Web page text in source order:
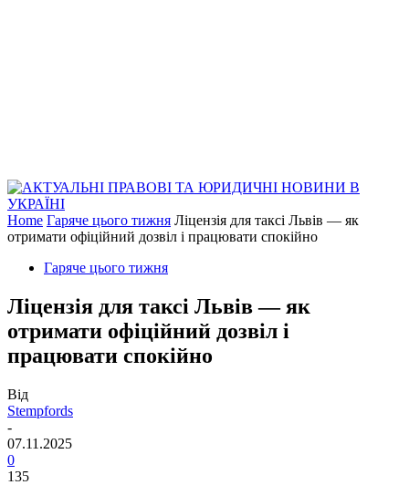
Home Гаряче цього тижня Ліцензія для таксі Львів — як
отримати офіційний дозвіл і працювати спокійно
Гаряче цього тижня
Ліцензія для таксі Львів — як
отримати офіційний дозвіл і
працювати спокійно
Від
Stempfords
-
07.11.2025
0
135